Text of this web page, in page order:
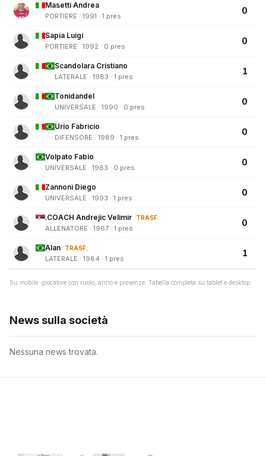
Masetti Andrea
PORTIERE · 1991 · 1 pres
0
Sapia Luigi
PORTIERE · 1992 · 0 pres
0
Scandolara Cristiano
LATERALE · 1983 · 1 pres
1
Tonidandel
UNIVERSALE · 1990 · 0 pres
0
Urio Fabricio
DIFENSORE · 1989 · 1 pres
0
Volpato Fabio
UNIVERSALE · 1983 · 0 pres
0
Zannoni Diego
UNIVERSALE · 1993 · 1 pres
0
.COACH Andrejic Velimir TRASF.
ALLENATORE · 1967 · 1 pres
0
Alan TRASF.
LATERALE · 1984 · 1 pres
1
Su mobile: giocatore con ruolo, anno e presenze. Tabella completa su tablet e desktop.
News sulla società
Nessuna news trovata.